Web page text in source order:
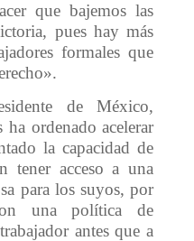
que bajemos las
pues hay más
formales que
de México,
ordenado acelerar
la capacidad de
tener acceso a una
para los suyos, por
una política de
antes que a